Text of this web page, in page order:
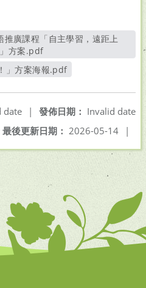
方案.pdf另開新視窗
」方案海報.pdf
發佈日期： Invalid date
date
|
最後更新日期： 2026-05-14 |